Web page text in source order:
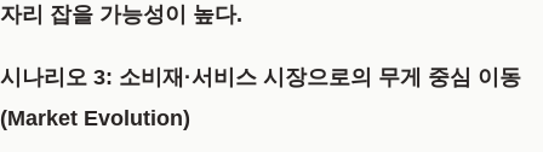
자리 잡을 가능성이 높다.
시나리오 3: 소비재·서비스 시장으로의 무게 중심 이동
(Market Evolution)